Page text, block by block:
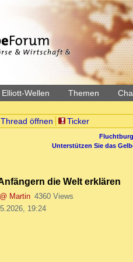
Elliott-Wellen Themen
öffnen Ticker
Unterstützen Sie das
die Welt erklären
@ Martin 4360 Views
19:24